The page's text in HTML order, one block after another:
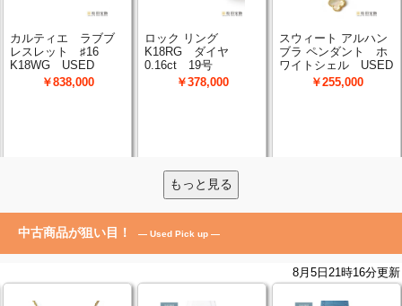
もっと見る
中古商品が狙い目！ — Used Pick up —